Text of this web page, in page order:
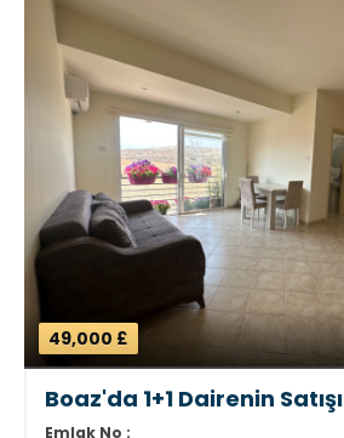
49,000 £
Boaz'da 1+1 Dairenin Satışı
Emlak No :